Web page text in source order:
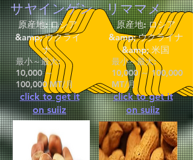
サヤインゲン
原産地: ロシア
&amp; ウクライ
ナ
最小～最大:
10,000 ～
100,000 MT/月
リママメ
原産地: ロシア
&amp; ウクライナ
&amp; 米国
最小～最大:
10,000 ～ 100,000
MT/月
click to get it
on suiiz
click to get it
on suiiz